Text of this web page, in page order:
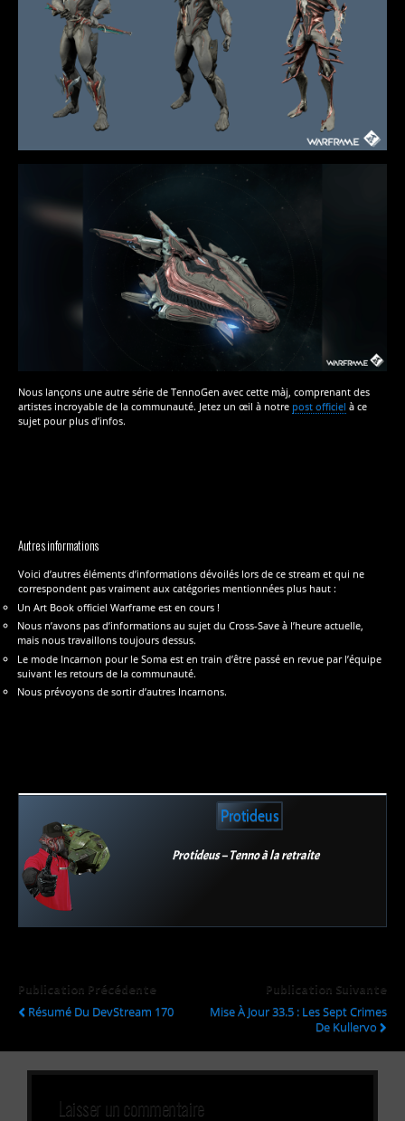
Nous lançons une autre série de TennoGen avec cette màj, comprenant des
artistes incroyable de la communauté. Jetez un œil à notre post officiel à ce
sujet pour plus d’infos.
Autres informations
Voici d’autres éléments d’informations dévoilés lors de ce stream et qui ne
correspondent pas vraiment aux catégories mentionnées plus haut :
Un Art Book officiel Warframe est en cours !
Nous n’avons pas d’informations au sujet du Cross-Save à l’heure actuelle,
mais nous travaillons toujours dessus.
Le mode Incarnon pour le Soma est en train d’être passé en revue par l’équipe
suivant les retours de la communauté.
Nous prévoyons de sortir d’autres Incarnons.
Protideus
Protideus – Tenno à la retraite
Publication Précédente
Résumé Du DevStream 170
Publication Suivante
Mise À Jour 33.5 : Les Sept Crimes
De Kullervo
Laisser un commentaire